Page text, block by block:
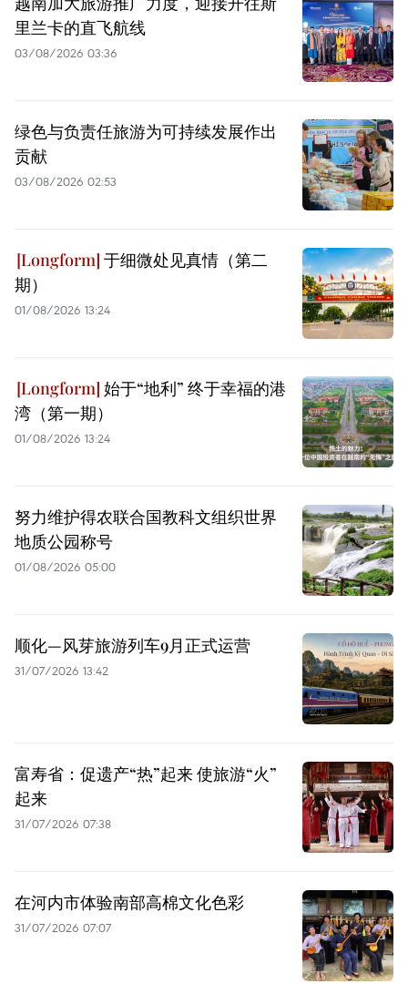
里兰卡的直飞航线
03/08/2026 03:36
绿色与负责任旅游为可持续发展作出
贡献
03/08/2026 02:53
于细微处见真情（第二
期）
01/08/2026 13:24
始于“地利” 终于幸福的港
湾（第一期）
01/08/2026 13:24
努力维护得农联合国教科文组织世界
地质公园称号
01/08/2026 05:00
顺化—风芽旅游列车9月正式运营
31/07/2026 13:42
富寿省：促遗产“热”起来 使旅游“火”
起来
31/07/2026 07:38
在河内市体验南部高棉文化色彩
31/07/2026 07:07